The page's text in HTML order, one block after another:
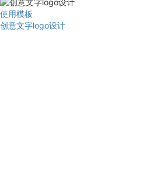
使用模板
创意文字logo设计